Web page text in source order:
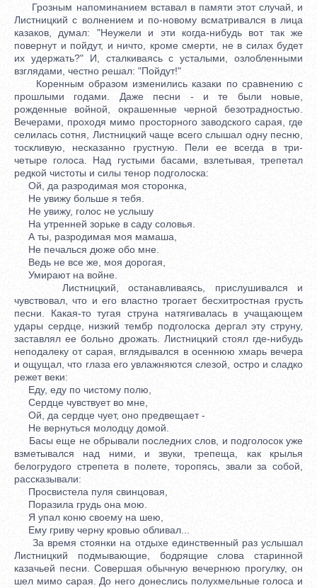
Грозным напоминанием вставал в памяти этот случай, и
Листницкий с волнением и по-новому всматривался в лица
казаков, думал: "Неужели и эти когда-нибудь вот так же
повернут и пойдут, и ничто, кроме смерти, не в силах будет
их удержать?" И, сталкиваясь с усталыми, озлобленными
взглядами, честно решал: "Пойдут!"
Коренным образом изменились казаки по сравнению с
прошлыми годами. Даже песни - и те были новые,
рожденные войной, окрашенные черной безотрадностью.
Вечерами, проходя мимо просторного заводского сарая, где
селилась сотня, Листницкий чаще всего слышал одну песню,
тоскливую, несказанно грустную. Пели ее всегда в три-
четыре голоса. Над густыми басами, взлетывая, трепетал
редкой чистоты и силы тенор подголоска:
Ой, да разродимая моя сторонка,
Не увижу больше я тебя.
Не увижу, голос не услышу
На утренней зорьке в саду соловья.
А ты, разродимая моя мамаша,
Не печалься дюже обо мне.
Ведь не все же, моя дорогая,
Умирают на войне.
Листницкий, останавливаясь, прислушивался и
чувствовал, что и его властно трогает бесхитростная грусть
песни. Какая-то тугая струна натягивалась в учащающем
удары сердце, низкий тембр подголоска дергал эту струну,
заставлял ее больно дрожать. Листницкий стоял где-нибудь
неподалеку от сарая, вглядывался в осеннюю хмарь вечера
и ощущал, что глаза его увлажняются слезой, остро и сладко
режет веки:
Еду, еду по чистому полю,
Сердце чувствует во мне,
Ой, да сердце чует, оно предвещает -
Не вернуться молодцу домой.
Басы еще не обрывали последних слов, и подголосок уже
взметывался над ними, и звуки, трепеща, как крылья
белогрудого стрепета в полете, торопясь, звали за собой,
рассказывали:
Просвистела пуля свинцовая,
Поразила грудь она мою.
Я упал коню своему на шею,
Ему гриву черну кровью обливал...
За время стоянки на отдыхе единственный раз услышал
Листницкий подмывающие, бодрящие слова старинной
казачьей песни. Совершая обычную вечернюю прогулку, он
шел мимо сарая. До него донеслись полухмельные голоса и